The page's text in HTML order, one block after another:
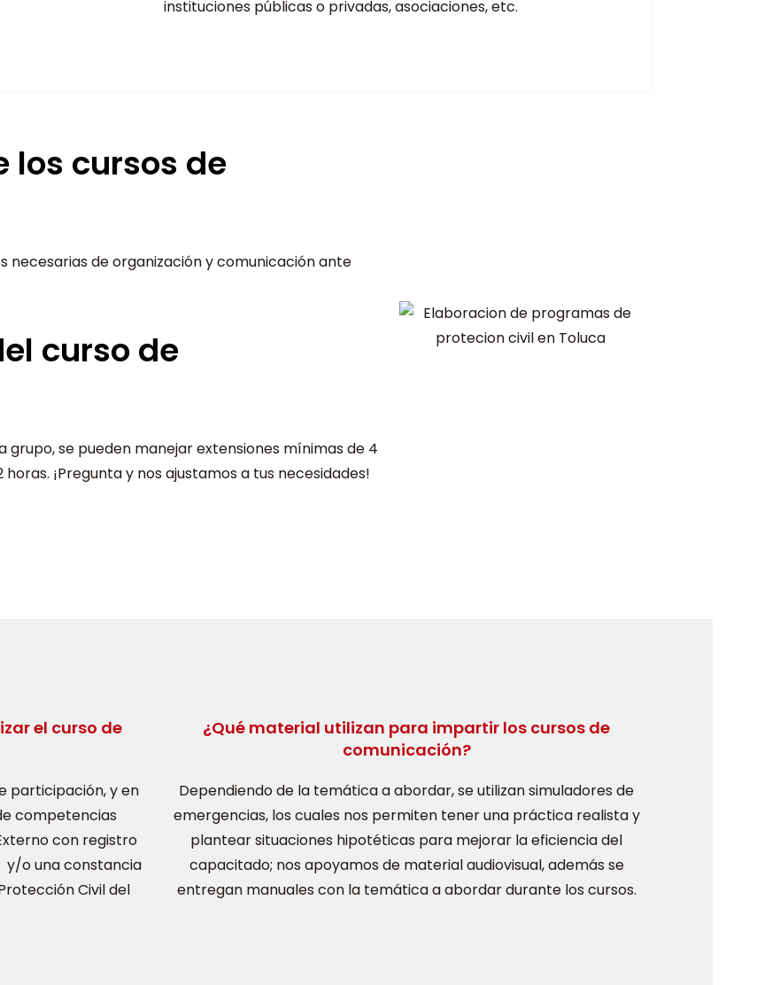
instituciones públicas o privadas, asociaciones, etc.
los cursos de
necesarias de organización y comunicación ante
curso de
se pueden manejar extensiones mínimas de 4
¡Pregunta y nos ajustamos a tus necesidades!
el curso de
participación, y en
competencias
con registro
y/o una constancia
Civil del
¿Qué material utilizan para impartir los cursos de
comunicación?
Dependiendo de la temática a abordar, se utilizan simuladores de
emergencias, los cuales nos permiten tener una práctica realista y
plantear situaciones hipotéticas para mejorar la eficiencia del
capacitado; nos apoyamos de material audiovisual, además se
entregan manuales con la temática a abordar durante los cursos.